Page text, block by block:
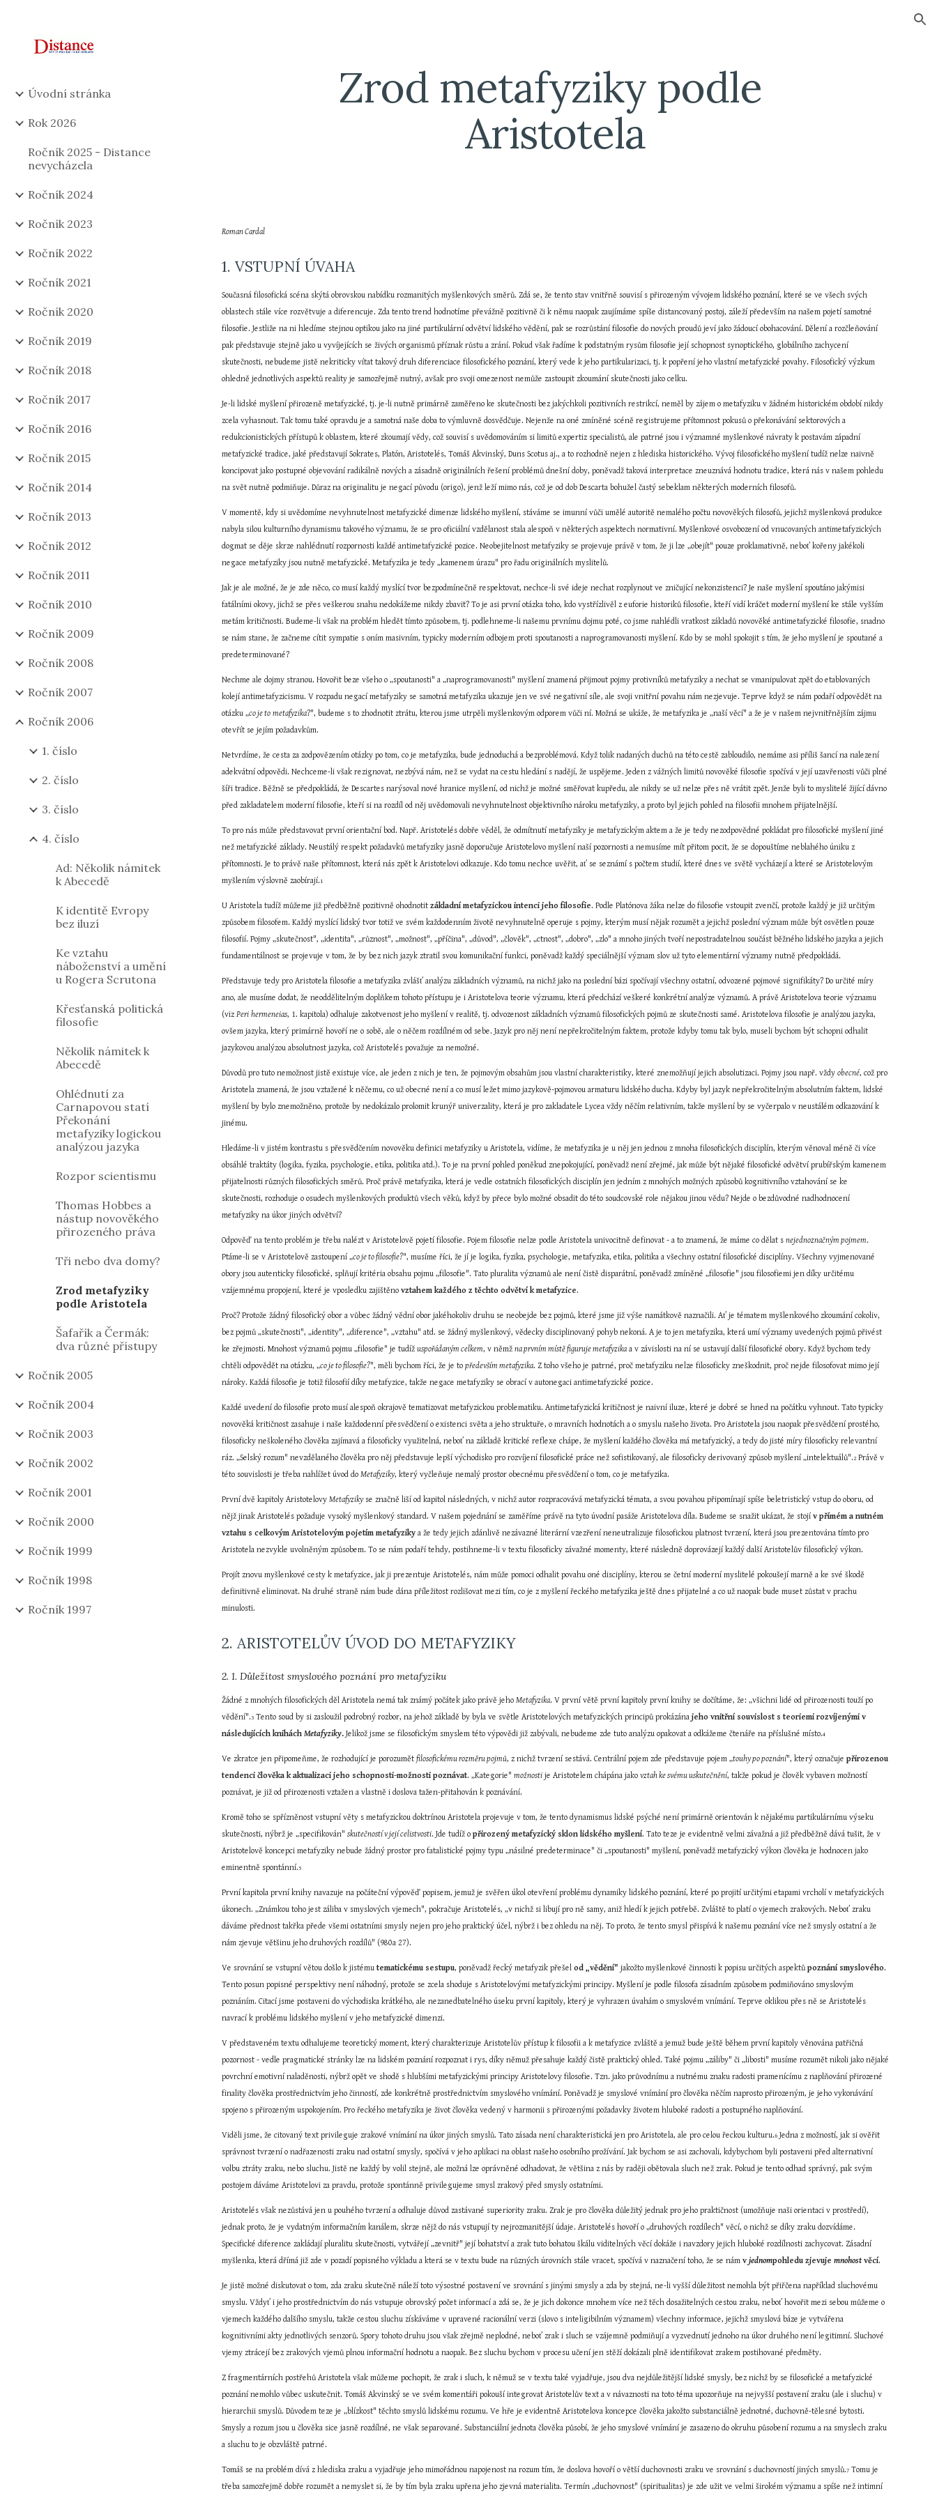
Úvodní stránka
Rok 2026
Ročník 2025 - Distance
nevycházela
Ročník 2024
Ročník 2023
Ročník 2022
Ročník 2021
Ročník 2020
Ročník 2019
Ročník 2018
Ročník 2017
Ročník 2016
Ročník 2015
Ročník 2014
Ročník 2013
Ročník 2012
Ročník 2011
Ročník 2010
Ročník 2009
Ročník 2008
Ročník 2007
Ročník 2006
1. číslo
2. číslo
3. číslo
4. číslo
Ad: Několik námitek
k Abecedě
K identitě Evropy
bez iluzí
Ke vztahu
náboženství a umění
u Rogera Scrutona
Křesťanská politická
filosofie
Několik námitek k
Abecedě
Ohlédnutí za
Carnapovou statí
Překonání
metafyziky logickou
analýzou jazyka
Rozpor scientismu
Thomas Hobbes a
nástup novověkého
přirozeného práva
Tři nebo dva domy?
Zrod metafyziky
podle Aristotela
Šafařík a Čermák:
dva různé přístupy
Ročník 2005
Ročník 2004
Ročník 2003
Ročník 2002
Ročník 2001
Ročník 2000
Ročník 1999
Ročník 1998
Ročník 1997
Zrod metafyziky podle
Aristotela
Roman Cardal
1. VSTUPNÍ ÚVAHA
Současná filosofická scéna skýtá obrovskou nabídku rozmanitých myšlenkových směrů. Zdá se, že tento stav vnitřně souvisí s přirozeným vývojem lidského poznání, které se ve všech svých
oblastech stále více rozvětvuje a diferencuje. Zda tento trend hodnotíme převážně pozitivně či k němu naopak zaujímáme spíše distancovaný postoj, záleží především na našem pojetí samotné
filosofie. Jestliže na ni hledíme stejnou optikou jako na jiné partikulární odvětví lidského vědění, pak se rozrůstání filosofie do nových proudů jeví jako žádoucí obohacování. Dělení a rozčleňování
pak představuje stejně jako u vyvíjejících se živých organismů příznak růstu a zrání. Pokud však řadíme k podstatným rysům filosofie její schopnost synoptického, globálního zachycení
skutečnosti, nebudeme jistě nekriticky vítat takový druh diferenciace filosofického poznání, který vede k jeho partikularizaci, tj. k popření jeho vlastní metafyzické povahy. Filosofický výzkum
ohledně jednotlivých aspektů reality je samozřejmě nutný, avšak pro svoji omezenost nemůže zastoupit zkoumání skutečnosti jako celku.
Je-li lidské myšlení přirozeně metafyzické, tj. je-li nutně primárně zaměřeno ke skutečnosti bez jakýchkoli pozitivních restrikcí, neměl by zájem o metafyziku v žádném historickém období nikdy
zcela vyhasnout. Tak tomu také opravdu je a samotná naše doba to výmluvně dosvědčuje. Nejenže na oné zmíněné scéně registrujeme přítomnost pokusů o překonávání sektorových a
redukcionistických přístupů k oblastem, které zkoumají vědy, což souvisí s uvědomováním si limitů expertiz specialistů, ale patrné jsou i významné myšlenkové návraty k postavám západní
metafyzické tradice, jaké představují Sokrates, Platón, Aristotelés, Tomáš Akvinský, Duns Scotus aj., a to rozhodně nejen z hlediska historického. Vývoj filosofického myšlení tudíž nelze naivně
koncipovat jako postupné objevování radikálně nových a zásadně originálních řešení problémů dnešní doby, poněvadž taková interpretace zneuznává hodnotu tradice, která nás v našem pohledu
na svět nutně podmiňuje. Důraz na originalitu je negací původu (origo), jenž leží mimo nás, což je od dob Descarta bohužel častý sebeklam některých moderních filosofů.
V momentě, kdy si uvědomíme nevyhnutelnost metafyzické dimenze lidského myšlení, stáváme se imunní vůči umělé autoritě nemalého počtu novověkých filosofů, jejichž myšlenková produkce
nabyla silou kulturního dynamismu takového významu, že se pro oficiální vzdělanost stala alespoň v některých aspektech normativní. Myšlenkové osvobození od vnucovaných antimetafyzických
dogmat se děje skrze nahlédnutí rozpornosti každé antimetafyzické pozice. Neobejitelnost metafyziky se projevuje právě v tom, že ji lze „obejít" pouze proklamativně, neboť kořeny jakékoli
negace metafyziky jsou nutně metafyzické. Metafyzika je tedy „kamenem úrazu" pro řadu originálních myslitelů.
Jak je ale možné, že je zde něco, co musí každý myslící tvor bezpodmínečně respektovat, nechce-li své ideje nechat rozplynout ve zničující nekonzistenci? Je naše myšlení spoutáno jakýmisi
fatálními okovy, jichž se přes veškerou snahu nedokážeme nikdy zbavit? To je asi první otázka toho, kdo vystřízlivěl z euforie historiků filosofie, kteří vidí kráčet moderní myšlení ke stále vyšším
metám kritičnosti. Budeme-li však na problém hledět tímto způsobem, tj. podlehneme-li našemu prvnímu dojmu poté, co jsme nahlédli vratkost základů novověké antimetafyzické filosofie, snadno
se nám stane, že začneme cítit sympatie s oním masivním, typicky moderním odbojem proti spoutanosti a naprogramovanosti myšlení. Kdo by se mohl spokojit s tím, že jeho myšlení je spoutané a
predeterminované?
Nechme ale dojmy stranou. Hovořit beze všeho o „spoutanosti" a „naprogramovanosti" myšlení znamená přijmout pojmy protivníků metafyziky a nechat se vmanipulovat zpět do etablovaných
kolejí antimetafyzicismu. V rozpadu negací metafyziky se samotná metafyzika ukazuje jen ve své negativní síle, ale svoji vnitřní povahu nám nezjevuje. Teprve když se nám podaří odpovědět na
otázku „co je to metafyzika?", budeme s to zhodnotit ztrátu, kterou jsme utrpěli myšlenkovým odporem vůči ní. Možná se ukáže, že metafyzika je „naší věcí" a že je v našem nejvnitřnějším zájmu
otevřít se jejím požadavkům.
Netvrdíme, že cesta za zodpovězením otázky po tom, co je metafyzika, bude jednoduchá a bezproblémová. Když tolik nadaných duchů na této cestě zabloudilo, nemáme asi příliš šancí na nalezení
adekvátní odpovědi. Nechceme-li však rezignovat, nezbývá nám, než se vydat na cestu hledání s nadějí, že uspějeme. Jeden z vážných limitů novověké filosofie spočívá v její uzavřenosti vůči plné
šíři tradice. Běžně se předpokládá, že Descartes narýsoval nové hranice myšlení, od nichž je možné směřovat kupředu, ale nikdy se už nelze přes ně vrátit zpět. Jenže byli to myslitelé žijící dávno
před zakladatelem moderní filosofie, kteří si na rozdíl od něj uvědomovali nevyhnutelnost objektivního nároku metafyziky, a proto byl jejich pohled na filosofii mnohem přijatelnější.
To pro nás může představovat první orientační bod. Např. Aristotelés dobře věděl, že odmítnutí metafyziky je metafyzickým aktem a že je tedy nezodpovědné pokládat pro filosofické myšlení jiné
než metafyzické základy. Neustálý respekt požadavků metafyziky jasně doporučuje Aristotelovo myšlení naší pozornosti a nemusíme mít přitom pocit, že se dopouštíme neblahého úniku z
přítomnosti. Je to právě naše přítomnost, která nás zpět k Aristotelovi odkazuje. Kdo tomu nechce uvěřit, ať se seznámí s počtem studií, které dnes ve světě vycházejí a které se Aristotelovým
myšlením výslovně zaobírají.1
U Aristotela tudíž můžeme již předběžně pozitivně ohodnotit základní metafyzickou intenci jeho filosofie. Podle Platónova žáka nelze do filosofie vstoupit zvenčí, protože každý je již určitým
způsobem filosofem. Každý myslící lidský tvor totiž ve svém každodenním životě nevyhnutelně operuje s pojmy, kterým musí nějak rozumět a jejichž poslední význam může být osvětlen pouze
filosofií. Pojmy „skutečnost", „identita", „různost", „možnost", „příčina", „důvod", „člověk", „ctnost", „dobro", „zlo" a mnoho jiných tvoří nepostradatelnou součást běžného lidského jazyka a jejich
fundamentálnost se projevuje v tom, že by bez nich jazyk ztratil svou komunikační funkci, poněvadž každý speciálnější význam slov už tyto elementární významy nutně předpokládá.
Představuje tedy pro Aristotela filosofie a metafyzika zvlášť analýzu základních významů, na nichž jako na poslední bázi spočívají všechny ostatní, odvozené pojmové signifikáty? Do určité míry
ano, ale musíme dodat, že neoddělitelným doplňkem tohoto přístupu je i Aristotelova teorie významu, která předchází veškeré konkrétní analýze významů. A právě Aristotelova teorie významu
(viz Peri hermeneias, 1. kapitola) odhaluje zakotvenost jeho myšlení v realitě, tj. odvozenost základních významů filosofických pojmů ze skutečnosti samé. Aristotelova filosofie je analýzou jazyka,
ovšem jazyka, který primárně hovoří ne o sobě, ale o něčem rozdílném od sebe. Jazyk pro něj není nepřekročitelným faktem, protože kdyby tomu tak bylo, museli bychom být schopni odhalit
jazykovou analýzou absolutnost jazyka, což Aristotelés považuje za nemožné.
Důvodů pro tuto nemožnost jistě existuje více, ale jeden z nich je ten, že pojmovým obsahům jsou vlastní charakteristiky, které znemožňují jejich absolutizaci. Pojmy jsou např. vždy obecné, což pro
Aristotela znamená, že jsou vztažené k něčemu, co už obecné není a co musí ležet mimo jazykově-pojmovou armaturu lidského ducha. Kdyby byl jazyk nepřekročitelným absolutním faktem, lidské
myšlení by bylo znemožněno, protože by nedokázalo prolomit krunýř univerzality, která je pro zakladatele Lycea vždy něčím relativním, takže myšlení by se vyčerpalo v neustálém odkazování k
jinému.
Hledáme-li v jistém kontrastu s přesvědčením novověku definici metafyziky u Aristotela, vidíme, že metafyzika je u něj jen jednou z mnoha filosofických disciplín, kterým věnoval méně či více
obsáhlé traktáty (logika, fyzika, psychologie, etika, politika atd.). To je na první pohled poněkud znepokojující, poněvadž není zřejmé, jak může být nějaké filosofické odvětví prubířským kamenem
přijatelnosti různých filosofických směrů. Proč právě metafyzika, která je vedle ostatních filosofických disciplín jen jedním z mnohých možných způsobů kognitivního vztahování se ke
skutečnosti, rozhoduje o osudech myšlenkových produktů všech věků, když by přece bylo možné obsadit do této soudcovské role nějakou jinou vědu? Nejde o bezdůvodné nadhodnocení
metafyziky na úkor jiných odvětví?
Odpověď na tento problém je třeba nalézt v Aristotelově pojetí filosofie. Pojem filosofie nelze podle Aristotela univocitně definovat - a to znamená, že máme co dělat s nejednoznačným pojmem.
Ptáme-li se v Aristotelově zastoupení „co je to filosofie?", musíme říci, že jí je logika, fyzika, psychologie, metafyzika, etika, politika a všechny ostatní filosofické disciplíny. Všechny vyjmenované
obory jsou autenticky filosofické, splňují kritéria obsahu pojmu „filosofie". Tato pluralita významů ale není čistě disparátní, poněvadž zmíněné „filosofie" jsou filosofiemi jen díky určitému
vzájemnému propojení, které je vposledku zajištěno vztahem každého z těchto odvětví k metafyzice.
Proč? Protože žádný filosofický obor a vůbec žádný vědní obor jakéhokoliv druhu se neobejde bez pojmů, které jsme již výše namátkově naznačili. Ať je tématem myšlenkového zkoumání cokoliv,
bez pojmů „skutečnosti", „identity", „diference", „vztahu" atd. se žádný myšlenkový, vědecky disciplinovaný pohyb nekoná. A je to jen metafyzika, která umí významy uvedených pojmů přivést
ke zřejmosti. Mnohost významů pojmu „filosofie" je tudíž uspořádaným celkem, v němž na prvním místě figuruje metafyzika a v závislosti na ní se ustavují další filosofické obory. Když bychom tedy
chtěli odpovědět na otázku, „co je to filosofie?", měli bychom říci, že je to především metafyzika. Z toho všeho je patrné, proč metafyziku nelze filosoficky zneškodnit, proč nejde filosofovat mimo její
nároky. Každá filosofie je totiž filosofií díky metafyzice, takže negace metafyziky se obrací v autonegaci antimetafyzické pozice.
Každé uvedení do filosofie proto musí alespoň okrajově tematizovat metafyzickou problematiku. Antimetafyzická kritičnost je naivní iluze, které je dobré se hned na počátku vyhnout. Tato typicky
novověká kritičnost zasahuje i naše každodenní přesvědčení o existenci světa a jeho struktuře, o mravních hodnotách a o smyslu našeho života. Pro Aristotela jsou naopak přesvědčení prostého,
filosoficky neškoleného člověka zajímavá a filosoficky využitelná, neboť na základě kritické reflexe chápe, že myšlení každého člověka má metafyzický, a tedy do jisté míry filosoficky relevantní
ráz. „Selský rozum" nevzdělaného člověka pro něj představuje lepší východisko pro rozvíjení filosofické práce než sofistikovaný, ale filosoficky derivovaný způsob myšlení „intelektuálů".2 Právě v
této souvislosti je třeba nahlížet úvod do Metafyziky, který vyčleňuje nemalý prostor obecnému přesvědčení o tom, co je metafyzika.
První dvě kapitoly Aristotelovy Metafyziky se značně liší od kapitol následných, v nichž autor rozpracovává metafyzická témata, a svou povahou připomínají spíše beletristický vstup do oboru, od
nějž jinak Aristotelés požaduje vysoký myšlenkový standard. V našem pojednání se zaměříme právě na tyto úvodní pasáže Aristotelova díla. Budeme se snažit ukázat, že stojí v přímém a nutném
vztahu s celkovým Aristotelovým pojetím metafyziky a že tedy jejich zdánlivě nezávazné literární vzezření neneutralizuje filosofickou platnost tvrzení, která jsou prezentována tímto pro
Aristotela nezvykle uvolněným způsobem. To se nám podaří tehdy, postihneme-li v textu filosoficky závažné momenty, které následně doprovázejí každý další Aristotelův filosofický výkon.
Projít znovu myšlenkové cesty k metafyzice, jak ji prezentuje Aristotelés, nám může pomoci odhalit povahu oné disciplíny, kterou se četní moderní myslitelé pokoušejí marně a ke své škodě
definitivně eliminovat. Na druhé straně nám bude dána příležitost rozlišovat mezi tím, co je z myšlení řeckého metafyzika ještě dnes přijatelné a co už naopak bude muset zůstat v prachu
minulosti.
2. ARISTOTELŮV ÚVOD DO METAFYZIKY
2. 1. Důležitost smyslového poznání pro metafyziku
Žádné z mnohých filosofických děl Aristotela nemá tak známý počátek jako právě jeho Metafyzika. V první větě první kapitoly první knihy se dočítáme, že: „všichni lidé od přirozenosti touží po
vědění".3 Tento soud by si zasloužil podrobný rozbor, na jehož základě by byla ve světle Aristotelových metafyzických principů prokázána jeho vnitřní souvislost s teoriemi rozvíjenými v
následujících knihách Metafyziky. Jelikož jsme se filosofickým smyslem této výpovědi již zabývali, nebudeme zde tuto analýzu opakovat a odkážeme čtenáře na příslušné místo.4
Ve zkratce jen připomeňme, že rozhodující je porozumět filosofickému rozměru pojmů, z nichž tvrzení sestává. Centrální pojem zde představuje pojem „touhy po poznání", který označuje přirozenou
tendenci člověka k aktualizaci jeho schopnosti-možnosti poznávat. „Kategorie" možnosti je Aristotelem chápána jako vztah ke svému uskutečnění, takže pokud je člověk vybaven možností
poznávat, je již od přirozenosti vztažen a vlastně i doslova tažen-přitahován k poznávání.
Kromě toho se spřízněnost vstupní věty s metafyzickou doktrínou Aristotela projevuje v tom, že tento dynamismus lidské psýché není primárně orientován k nějakému partikulárnímu výseku
skutečnosti, nýbrž je „specifikován" skutečností v její celistvosti. Jde tudíž o přirozený metafyzický sklon lidského myšlení. Tato teze je evidentně velmi závažná a již předběžně dává tušit, že v
Aristotelově koncepci metafyziky nebude žádný prostor pro fatalistické pojmy typu „násilné predeterminace" či „spoutanosti" myšlení, poněvadž metafyzický výkon člověka je hodnocen jako
eminentně spontánní.5
První kapitola první knihy navazuje na počáteční výpověď popisem, jemuž je svěřen úkol otevření problému dynamiky lidského poznání, které po projití určitými etapami vrcholí v metafyzických
úkonech. „Známkou toho jest záliba v smyslových vjemech", pokračuje Aristotelés, „v nichž si libují pro ně samy, aniž hledí k jejich potřebě. Zvláště to platí o vjemech zrakových. Neboť zraku
dáváme přednost takřka přede všemi ostatními smysly nejen pro jeho praktický účel, nýbrž i bez ohledu na něj. To proto, že tento smysl přispívá k našemu poznání více než smysly ostatní a že
nám zjevuje většinu jeho druhových rozdílů" (980a 27).
Ve srovnání se vstupní větou došlo k jistému tematickému sestupu, poněvadž řecký metafyzik přešel od „vědění" jakožto myšlenkové činnosti k popisu určitých aspektů poznání smyslového.
Tento posun popisné perspektivy není náhodný, protože se zcela shoduje s Aristotelovými metafyzickými principy. Myšlení je podle filosofa zásadním způsobem podmiňováno smyslovým
poznáním. Citací jsme postaveni do východiska krátkého, ale nezanedbatelného úseku první kapitoly, který je vyhrazen úvahám o smyslovém vnímání. Teprve oklikou přes ně se Aristotelés
navrací k problému lidského myšlení v jeho metafyzické dimenzi.
V představeném textu odhalujeme teoretický moment, který charakterizuje Aristotelův přístup k filosofii a k metafyzice zvláště a jemuž bude ještě během první kapitoly věnována patřičná
pozornost - vedle pragmatické stránky lze na lidském poznání rozpoznat i rys, díky němuž přesahuje každý čistě praktický ohled. Také pojmu „záliby" či „libosti" musíme rozumět nikoli jako nějaké
povrchní emotivní naladěnosti, nýbrž opět ve shodě s hlubšími metafyzickými principy Aristotelovy filosofie. Tzn. jako průvodnímu a nutnému znaku radosti pramenícímu z naplňování přirozené
finality člověka prostřednictvím jeho činností, zde konkrétně prostřednictvím smyslového vnímání. Poněvadž je smyslové vnímání pro člověka něčím naprosto přirozeným, je jeho vykonávání
spojeno s přirozeným uspokojením. Pro řeckého metafyzika je život člověka vedený v harmonii s přirozenými požadavky životem hluboké radosti a postupného naplňování.
Viděli jsme, že citovaný text privileguje zrakové vnímání na úkor jiných smyslů. Tato zásada není charakteristická jen pro Aristotela, ale pro celou řeckou kulturu.6 Jedna z možností, jak si ověřit
správnost tvrzení o nadřazenosti zraku nad ostatní smysly, spočívá v jeho aplikaci na oblast našeho osobního prožívání. Jak bychom se asi zachovali, kdybychom byli postaveni před alternativní
volbu ztráty zraku, nebo sluchu. Jistě ne každý by volil stejně, ale možná lze oprávněné odhadovat, že většina z nás by raději obětovala sluch než zrak. Pokud je tento odhad správný, pak svým
postojem dáváme Aristotelovi za pravdu, protože spontánně privilegujeme smysl zrakový před smysly ostatními.
Aristotelés však nezůstává jen u pouhého tvrzení a odhaluje důvod zastávané superiority zraku. Zrak je pro člověka důležitý jednak pro jeho praktičnost (umožňuje naši orientaci v prostředí),
jednak proto, že je vydatným informačním kanálem, skrze nějž do nás vstupují ty nejrozmanitější údaje. Aristotelés hovoří o „druhových rozdílech" věcí, o nichž se díky zraku dozvídáme.
Specifické diference zakládají pluralitu skutečnosti, vytvářejí „zevnitř" její bohatství a zrak tuto bohatou škálu viditelných věcí dokáže i navzdory jejich hluboké rozdílnosti zachycovat. Zásadní
myšlenka, která dřímá již zde v pozadí popisného výkladu a která se v textu bude na různých úrovních stále vracet, spočívá v naznačení toho, že se nám v jednompohledu zjevuje mnohost věcí.
Je jistě možné diskutovat o tom, zda zraku skutečně náleží toto výsostné postavení ve srovnání s jinými smysly a zda by stejná, ne-li vyšší důležitost nemohla být přiřčena například sluchovému
smyslu. Vždyť i jeho prostřednictvím do nás vstupuje obrovský počet informací a zdá se, že je jich dokonce mnohem více než těch dosažitelných cestou zraku, neboť hovořit mezi sebou můžeme o
vjemech každého dalšího smyslu, takže cestou sluchu získáváme v upravené racionální verzi (slovo s inteligibilním významem) všechny informace, jejichž smyslová báze je vytvářena
kognitivními akty jednotlivých senzorů. Spory tohoto druhu jsou však zřejmě neplodné, neboť zrak i sluch se vzájemně podmiňují a vyzvednutí jednoho na úkor druhého není legitimní. Sluchové
vjemy ztrácejí bez zrakových vjemů plnou informační hodnotu a naopak. Bez sluchu bychom v procesu učení jen stěží dokázali plně identifikovat zrakem postihované předměty.
Z fragmentárních postřehů Aristotela však můžeme pochopit, že zrak i sluch, k němuž se v textu také vyjadřuje, jsou dva nejdůležitější lidské smysly, bez nichž by se filosofické a metafyzické
poznání nemohlo vůbec uskutečnit. Tomáš Akvinský se ve svém komentáři pokouší integrovat Aristotelův text a v návaznosti na toto téma upozorňuje na nejvyšší postavení zraku (ale i sluchu) v
hierarchii smyslů. Důvodem teze je „blízkost" těchto smyslů lidskému rozumu. Ve hře je evidentně Aristotelova koncepce člověka jakožto substanciálně jednotné, duchovně-tělesné bytosti.
Smysly a rozum jsou u člověka sice jasně rozdílné, ne však separované. Substanciální jednota člověka působí, že jeho smyslové vnímání je zasazeno do okruhu působení rozumu a na smyslech zraku
a sluchu to je obzvláště patrné.
Tomáš se na problém dívá z hlediska zraku a vyjadřuje jeho mimořádnou napojenost na rozum tím, že doslova hovoří o větší duchovnosti zraku ve srovnání s duchovností jiných smyslů.7 Tomu je
třeba samozřejmě dobře rozumět a nemyslet si, že by tím byla zraku upřena jeho zjevná materialita. Termín „duchovnost" (spiritualitas) je zde užit ve velmi širokém významu a spíše než intimní